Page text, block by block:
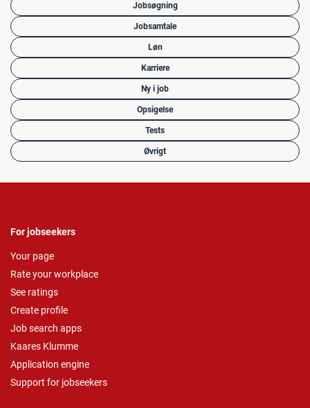
Jobsøgning
Jobsamtale
Løn
Karriere
Ny i job
Opsigelse
Tests
Øvrigt
For jobseekers
Your page
Rate your workplace
See ratings
Create profile
Job search apps
Kaares Klumme
Application engine
Support for jobseekers